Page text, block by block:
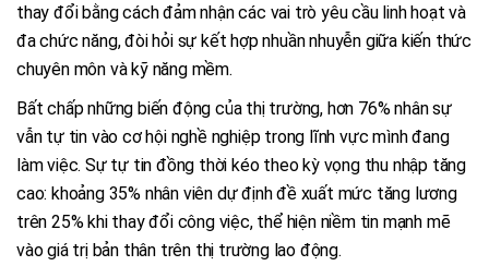
thay đổi bằng cách đảm nhận các vai trò yêu cầu linh hoạt và
đa chức năng, đòi hỏi sự kết hợp nhuần nhuyễn giữa kiến thức
chuyên môn và kỹ năng mềm.
Bất chấp những biến động của thị trường, hơn 76% nhân sự
vẫn tự tin vào cơ hội nghề nghiệp trong lĩnh vực mình đang
làm việc. Sự tự tin đồng thời kéo theo kỳ vọng thu nhập tăng
cao: khoảng 35% nhân viên dự định đề xuất mức tăng lương
trên 25% khi thay đổi công việc, thể hiện niềm tin mạnh mẽ
vào giá trị bản thân trên thị trường lao động.